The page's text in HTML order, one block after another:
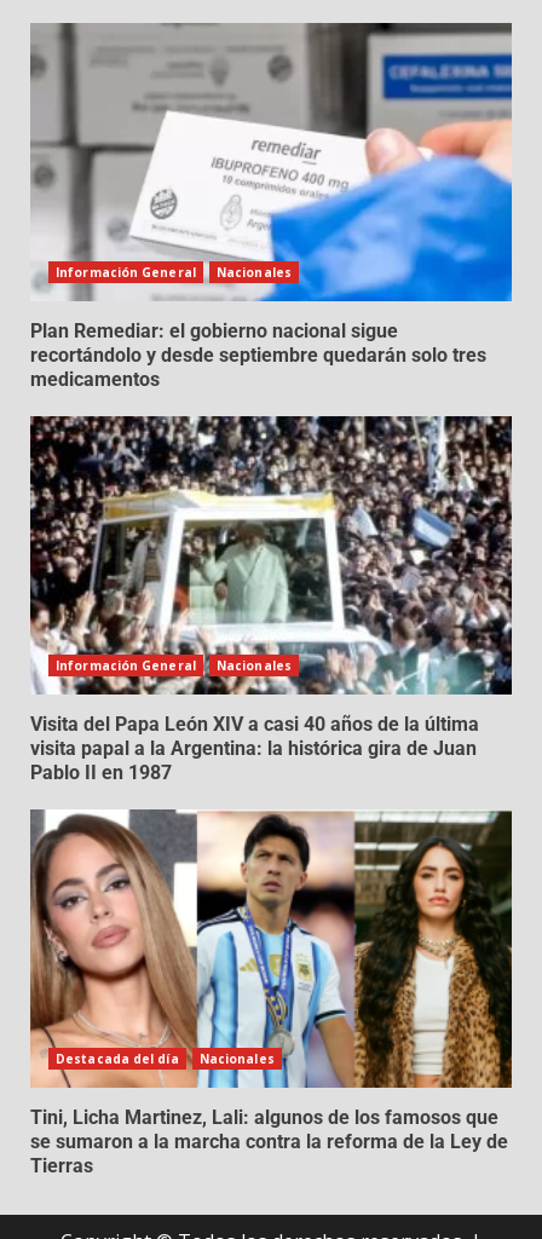
Información General Nacionales
Plan Remediar: el gobierno nacional sigue
recortándolo y desde septiembre quedarán solo tres
medicamentos
Información General Nacionales
Visita del Papa León XIV a casi 40 años de la última
visita papal a la Argentina: la histórica gira de Juan
Pablo II en 1987
Destacada del día Nacionales
Tini, Licha Martinez, Lali: algunos de los famosos que
se sumaron a la marcha contra la reforma de la Ley de
Tierras